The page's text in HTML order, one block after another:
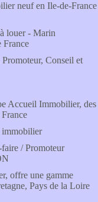
neuf en Ile-de-France
louer - Marin
France
Conseil et
Accueil Immobilier, des
immobilier
/ Promoteur
offre une gamme
Pays de la Loire